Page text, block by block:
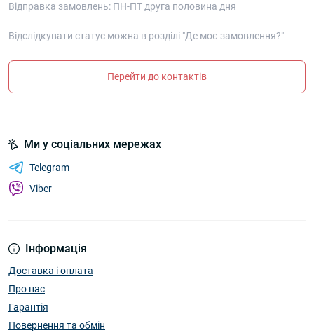
Відправка замовлень: ПН-ПТ друга половина дня
Відслідкувати статус можна в розділі "Де моє замовлення?"
Перейти до контактів
Інформація
Доставка і оплата
Про нас
Гарантія
Повернення та обмін
Ми у соціальних мережах
Telegram
Viber